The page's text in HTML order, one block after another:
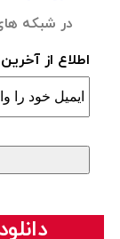
در شبکه
اطلاع از
دانلود